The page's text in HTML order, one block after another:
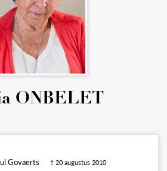
ONBELET
Govaerts † 20 augustus 2010